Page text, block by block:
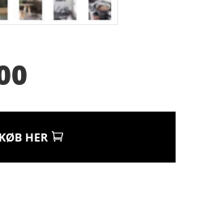
KØB HER